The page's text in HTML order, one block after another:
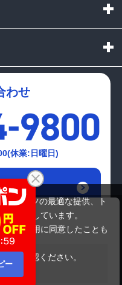
せん
わせ
休業:日曜日)
ンテンツの最適な提供、ト
を使用しています。
の利用に同意したことも
をご確認ください。